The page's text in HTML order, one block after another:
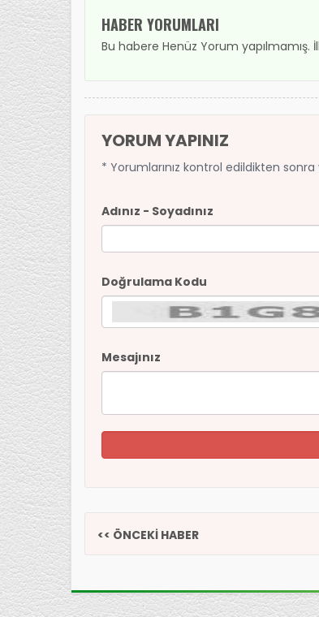
HABER YORUMLARI
Bu habere Henüz Yorum yapılmamış.
YORUM YAPINIZ
* Yorumlarınız kontrol edildikten sonra
Adınız - Soyadınız
Doğrulama Kodu
Mesajınız
<< ÖNCEKİ HABER